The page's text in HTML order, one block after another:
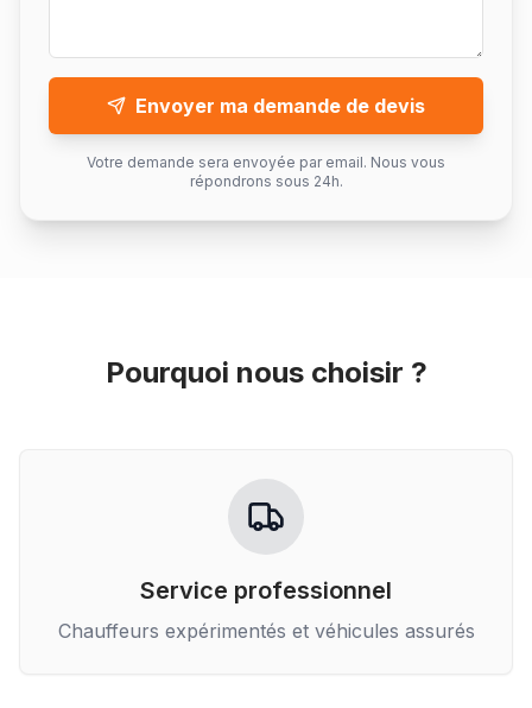
Envoyer ma demande de devis
Votre demande sera envoyée par email. Nous vous
répondrons sous 24h.
Pourquoi nous choisir ?
Service professionnel
Chauffeurs expérimentés et véhicules assurés